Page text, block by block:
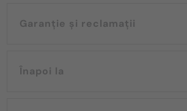
Garanție și reclamații
Înapoi la